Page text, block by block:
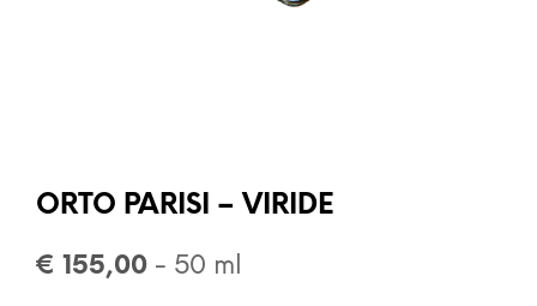
ORTO PARISI – VIRIDE
€ 155,00 - 50 ml